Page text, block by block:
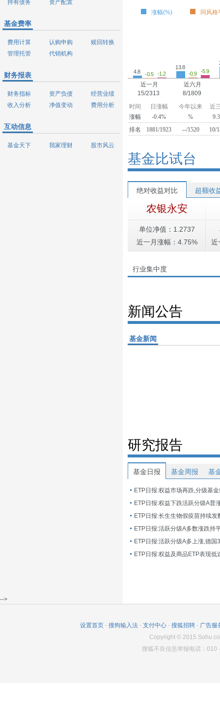
持有债务
资产配置
基金费率
费用计算 认购申购
赎回转换
管理托管
代销机构
财务报表
财务指标 资产负债
经营业绩
收入分析
净值变动 费用分析
互动信息
基金天下 我家理财 股市风云
涨幅(%) 同风格
4.8 -0.5 -1.2
近一月
15/2313
13.8
-0.9
-5.9
近六月
8/1809
时间 日涨幅 今年以来
近
涨幅
-0.4% %
排名
1881/1923 --/1520 10/
基金比试台
绝对收益对比 超额收
农银永安
单位净值：1.2737
近一月涨幅：4.75%
近
行业集中度
新闻公告
基金新闻
研究报告
基金日报 基金周报 基
ETP日报:权益市场再跌,分级基
ETP日报:长生生物假疫苗持续发
ETP日报:活跃分级A多数涨跌持
ETP日报:活跃分级A多上涨,德国
-->
设置首页 - 搜狗输入法 - 支付中心 - 搜狐招聘 - 广告服
Copyright© 2015
搜狐不良信息举报电话：010